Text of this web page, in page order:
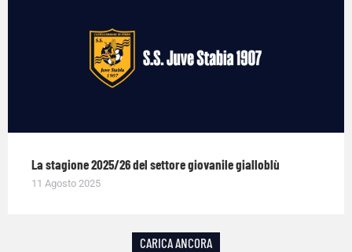
La stagione 2025/26 del settore giovanile gialloblù
11 Agosto 2025
CARICA ANCORA